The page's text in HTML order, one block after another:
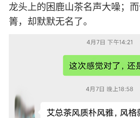
龙头上的困鹿山茶名声大噪；
箐，却默默无名了。